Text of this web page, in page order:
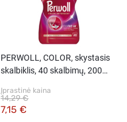
PERWOLL, COLOR, skystasis
skalbiklis, 40 skalbimų, 2000
Įprastinė kaina
7,15 €
14,29 €